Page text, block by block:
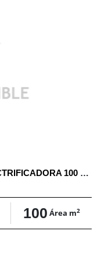
ARRIENDO APTO PARQUE LA ELECTRIFICADORA 100 MTS DOS HABITACIONES
100 Área m2